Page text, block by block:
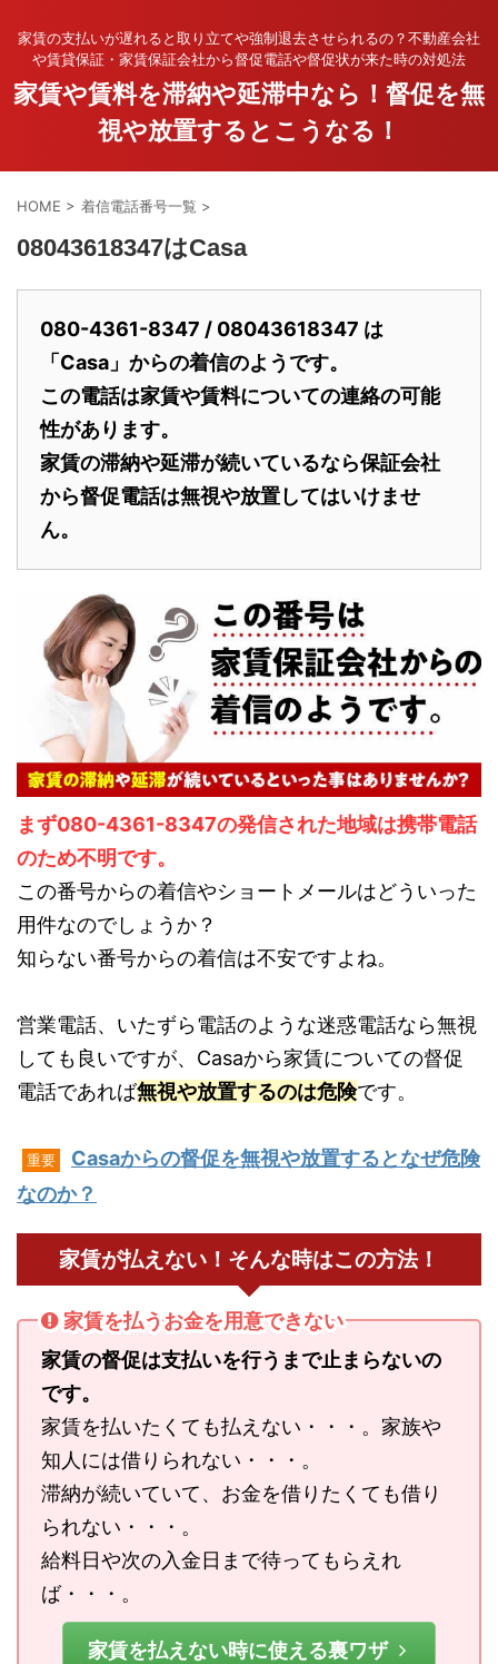
家賃の支払いが遅れると取り立てや強制退去させられるの？不動産会社
や賃貸保証・家賃保証会社から督促電話や督促状が来た時の対処法
家賃や賃料を滞納や延滞中なら！督促を無
視や放置するとこうなる！
HOME > 着信電話番号一覧 >
08043618347はCasa
080-4361-8347 / 08043618347 は
「Casa」からの着信のようです。
この電話は家賃や賃料についての連絡の可能
性があります。
家賃の滞納や延滞が続いているなら保証会社
から督促電話は無視や放置してはいけませ
ん。
まず080-4361-8347の発信された地域は携帯電話
のため不明です。
この番号からの着信やショートメールはどういった
用件なのでしょうか？
知らない番号からの着信は不安ですよね。
営業電話、いたずら電話のような迷惑電話なら無視
しても良いですが、Casaから家賃についての督促
電話であれば無視や放置するのは危険です。
重要
Casaからの督促を無視や放置するとなぜ危険
なのか？
家賃が払えない！そんな時はこの方法！
家賃を払うお金を用意できない
家賃の督促は支払いを行うまで止まらないの
です。
家賃を払いたくても払えない・・・。家族や
知人には借りられない・・・。
滞納が続いていて、お金を借りたくても借り
られない・・・。
給料日や次の入金日まで待ってもらえれ
ば・・・。
家賃を払えない時に使える裏ワザ